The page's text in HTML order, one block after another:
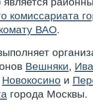
комиссариата
ВАО.
Вешняки,
Новокосино и
города Москвы.